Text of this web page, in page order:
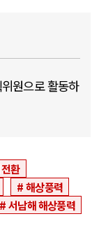
원으로 활동하
환
해상풍력
서남해 해상풍력